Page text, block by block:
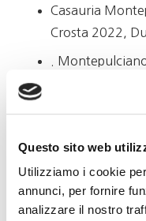
Questo sito web
Utilizziamo i cookie
annunci, per fornire
analizzare il nostro
Casauria
Crosta 2022,
.
.Casauria
Grande,
.Montepulciano